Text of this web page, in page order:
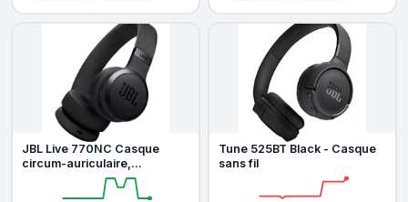
JBL Live 770NC Casque
circum-auriculaire,
Réduction de Bruit
Adaptative, Smart A
Tune 525BT Black - Casque
sans fil